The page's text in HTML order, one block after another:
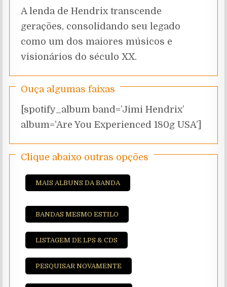
A lenda de Hendrix transcende
gerações, consolidando seu legado
como um dos maiores músicos e
visionários do século XX.
Ouça algumas faixas
[spotify_album band=’Jimi Hendrix’
album=’Are You Experienced 180g USA’]
Clique abaixo outras opções
MAIS ALBUNS DA BANDA
BANDAS MESMO ESTILO
LISTAGEM DE LPS & CDS
PESQUISAR NOVAMENTE